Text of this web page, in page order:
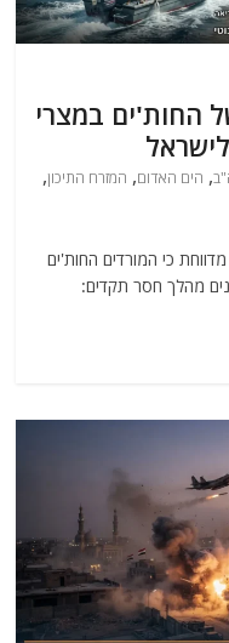
החות'ים במצרי
, הים האדום, המזרח התיכון,
הידיעות רויטרס (מ-29 ביולי 2026) מדווחת כי המורדים החות'ים
מהלך חסר תקדים: